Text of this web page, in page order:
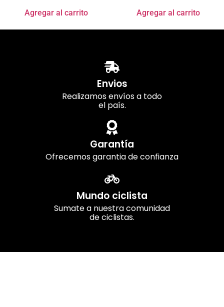
Agregar al carrito Agregar al carrito
Envios
Realizamos envíos a todo
el país.
Garantía
Ofrecemos garantia de confianza
Mundo ciclista
Sumate a nuestra comunidad
de ciclistas.